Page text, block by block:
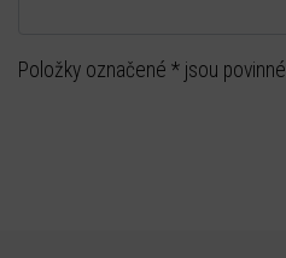
Položky označené * jsou povinné.